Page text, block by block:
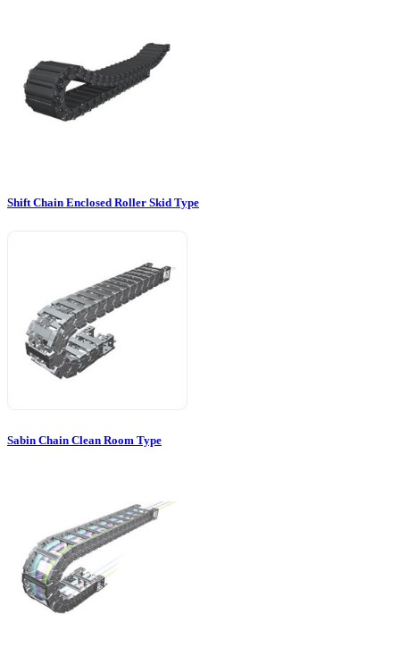
Shift Chain Enclosed Roller Skid Type
Sabin Chain Clean Room Type